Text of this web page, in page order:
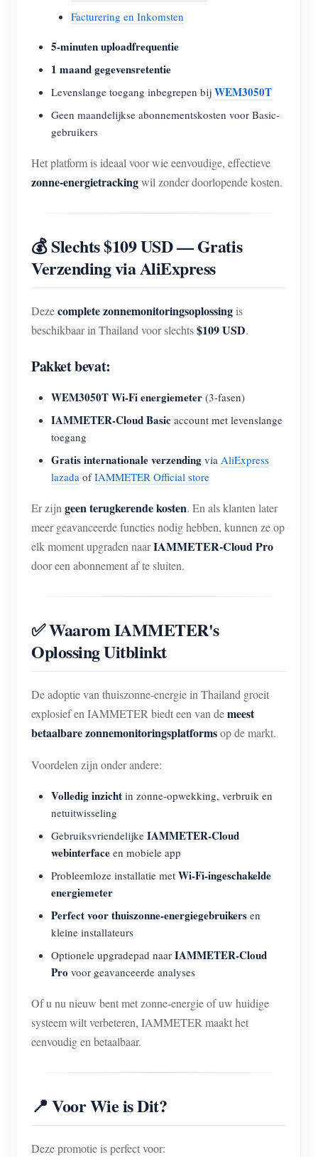
Facturering en Inkomsten
5-minuten uploadfrequentie
1 maand gegevensretentie
Levenslange toegang inbegrepen bij WEM3050T
Geen maandelijkse abonnementskosten voor Basic-
gebruikers
Het platform is ideaal voor wie eenvoudige, effectieve
zonne-energietrackingwil zonder doorlopende kosten.
💰 Slechts $109 USD — Gratis
Verzending via AliExpress
Dezecomplete zonnemonitoringsoplossing is
beschikbaar in Thailand voor slechts$109 USD.
Pakket bevat:
WEM3050T Wi-Fi energiemeter (3-fasen)
IAMMETER-Cloud Basic account met levenslange
toegang
Gratis internationale verzending via AliExpress
lazada ofIAMMETER Official store
Er zijn geen terugkerende kosten. En als klanten later
meer geavanceerde functies nodig hebben, kunnen ze op
elk moment upgraden naarIAMMETER-Cloud Pro
door een abonnement af te sluiten.
✅ Waarom IAMMETER's
Oplossing Uitblinkt
De adoptie van thuiszonne-energie in Thailand groeit
explosief en IAMMETER biedt een van demeest
betaalbare zonnemonitoringsplatformsop de markt.
Voordelen zijn onder andere:
Volledig inzicht in zonne-opwekking, verbruik en
netuitwisseling
Gebruiksvriendelijke IAMMETER-Cloud
webinterface en mobiele app
Probleemloze installatie met Wi-Fi-ingeschakelde
energiemeter
Perfect voor thuiszonne-energiegebruikers en
kleine installateurs
Optionele upgradepad naar IAMMETER-Cloud
Pro voor geavanceerde analyses
Of u nu nieuw bent met zonne-energie of uw huidige
systeem wilt verbeteren, IAMMETER maakt het
eenvoudig en betaalbaar.
📍 Voor Wie is Dit?
Deze promotie is perfect voor: